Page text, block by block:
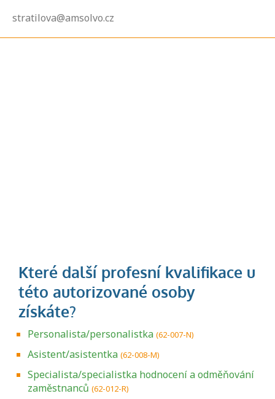
stratilova@amsolvo.cz
Personalista/personalistka (62-007-N)
Asistent/asistentka (62-008-M)
Specialista/specialistka hodnocení a odměňování
zaměstnanců (62-012-R)